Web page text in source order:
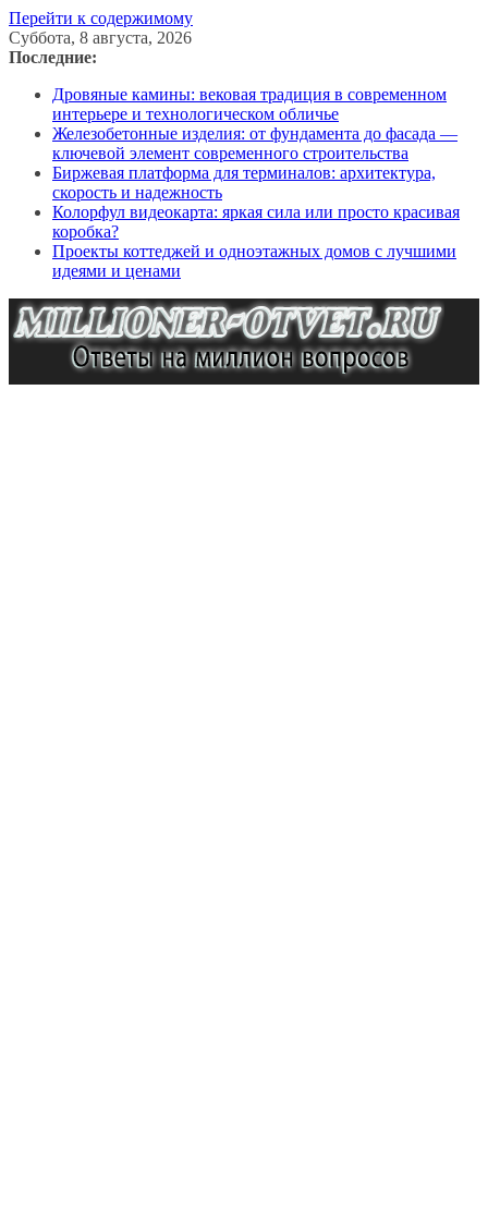
Перейти к содержимому
Суббота, 8 августа, 2026
Последние:
Дровяные камины: вековая традиция в современном
интерьере и технологическом обличье
Железобетонные изделия: от фундамента до фасада —
ключевой элемент современного строительства
Биржевая платформа для терминалов: архитектура,
скорость и надежность
Колорфул видеокарта: яркая сила или просто красивая
коробка?
Проекты коттеджей и одноэтажных домов с лучшими
идеями и ценами